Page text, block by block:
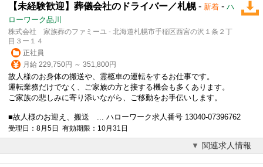
【未経験歓迎】葬儀会社のドライバー／札幌- 新着 - ハ
ローワーク品川
株式会社 家族葬のファミーユ - 北海道札幌市手稲区西宮の沢１条２丁
目３ー１４
正社員
月給 229,750円 ～ 351,800円
故人様のお身体の搬送や、霊柩車の運転をするお仕事です。
運転業務だけでなく、ご家族の方と接する機会も多くあります。
ご家族の悲しみに寄り添いながら、ご移動をお手伝いします。
■故人様のお迎え、搬送 ... ハローワーク求人番号 13040-07396762
受理日：8月5日 有効期限：10月31日
関連求人情報